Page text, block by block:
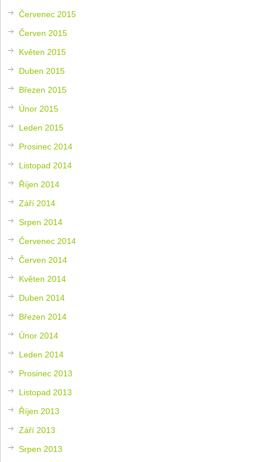
Červenec 2015
Červen 2015
Květen 2015
Duben 2015
Březen 2015
Únor 2015
Leden 2015
Prosinec 2014
Listopad 2014
Říjen 2014
Září 2014
Srpen 2014
Červenec 2014
Červen 2014
Květen 2014
Duben 2014
Březen 2014
Únor 2014
Leden 2014
Prosinec 2013
Listopad 2013
Říjen 2013
Září 2013
Srpen 2013